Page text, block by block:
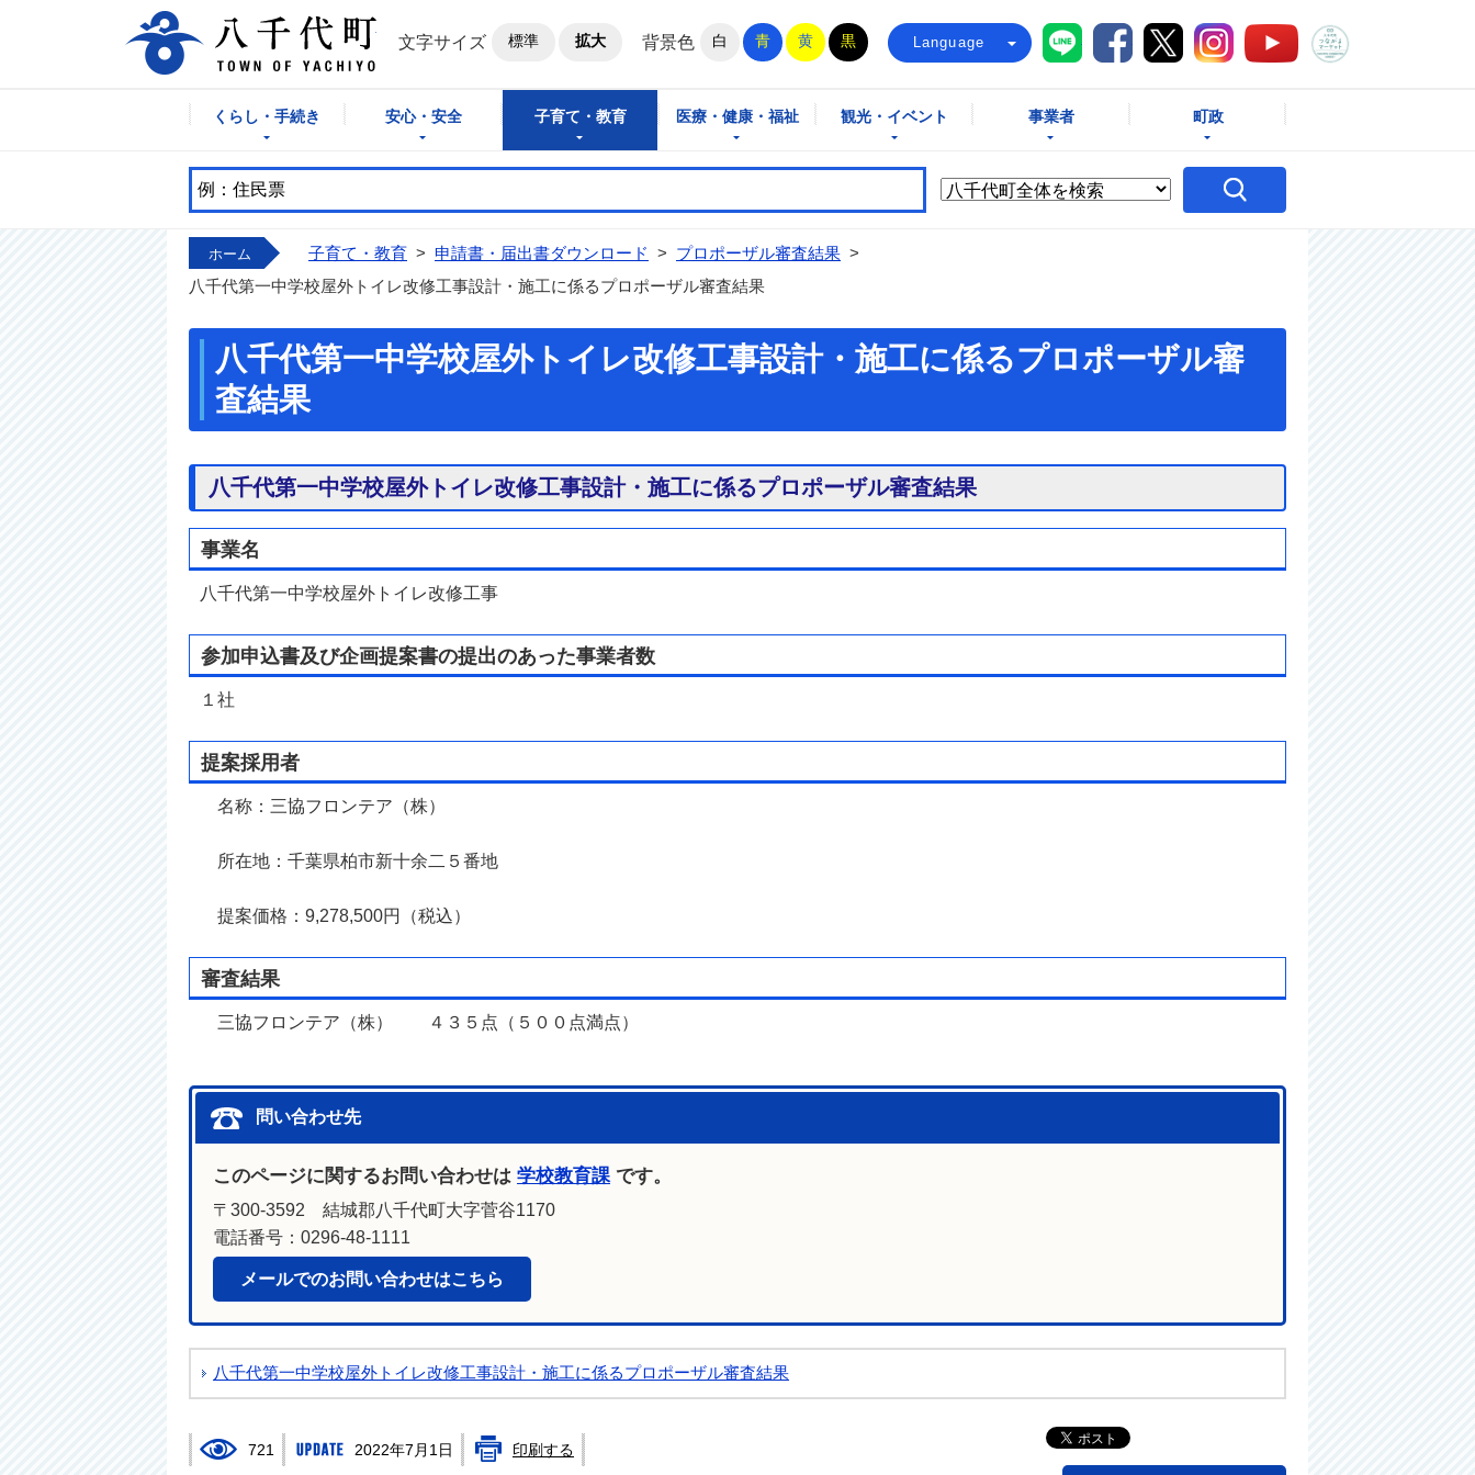
八千代町公式ホームページ
文字サイズ
標準 拡大 背景色 白 青 黄 黒 Language 八千代町LINE
八千代町Facebook
八千代町X八千代町Instagram八千代町YouTube
くらし・手続き 安心・安全 子育て・教育 医療・健康・福祉 観光・イベント 事業者 町政
ホーム 子育て・教育 > 申請書・届出書ダウンロード > プロポーザル審査結果 >
八千代第一中学校屋外トイレ改修工事設計・施工に係るプロポーザル審査結果
八千代第一中学校屋外トイレ改修工事設計・施工に係るプロポーザル審
査結果
八千代第一中学校屋外トイレ改修工事設計・施工に係るプロポーザル審査結果
事業名
八千代第一中学校屋外トイレ改修工事
参加申込書及び企画提案書の提出のあった事業者数
１社
提案採用者
名称：三協フロンテア（株）
所在地：千葉県柏市新十余二５番地
提案価格：9,278,500円（税込）
審査結果
三協フロンテア（株） ４３５点（５００点満点）
問い合わせ先
このページに関するお問い合わせは 学校教育課 です。
〒300-3592 結城郡八千代町大字菅谷1170
電話番号：0296-48-1111
メールでのお問い合わせはこちら
八千代第一中学校屋外トイレ改修工事設計・施工に係るプロポーザル審査結果
721 2022年7月1日 印刷する